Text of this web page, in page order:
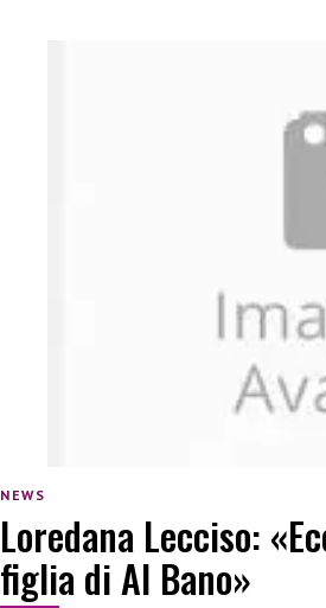
NEWS
Loredana Lecciso:
figlia di Al Bano»